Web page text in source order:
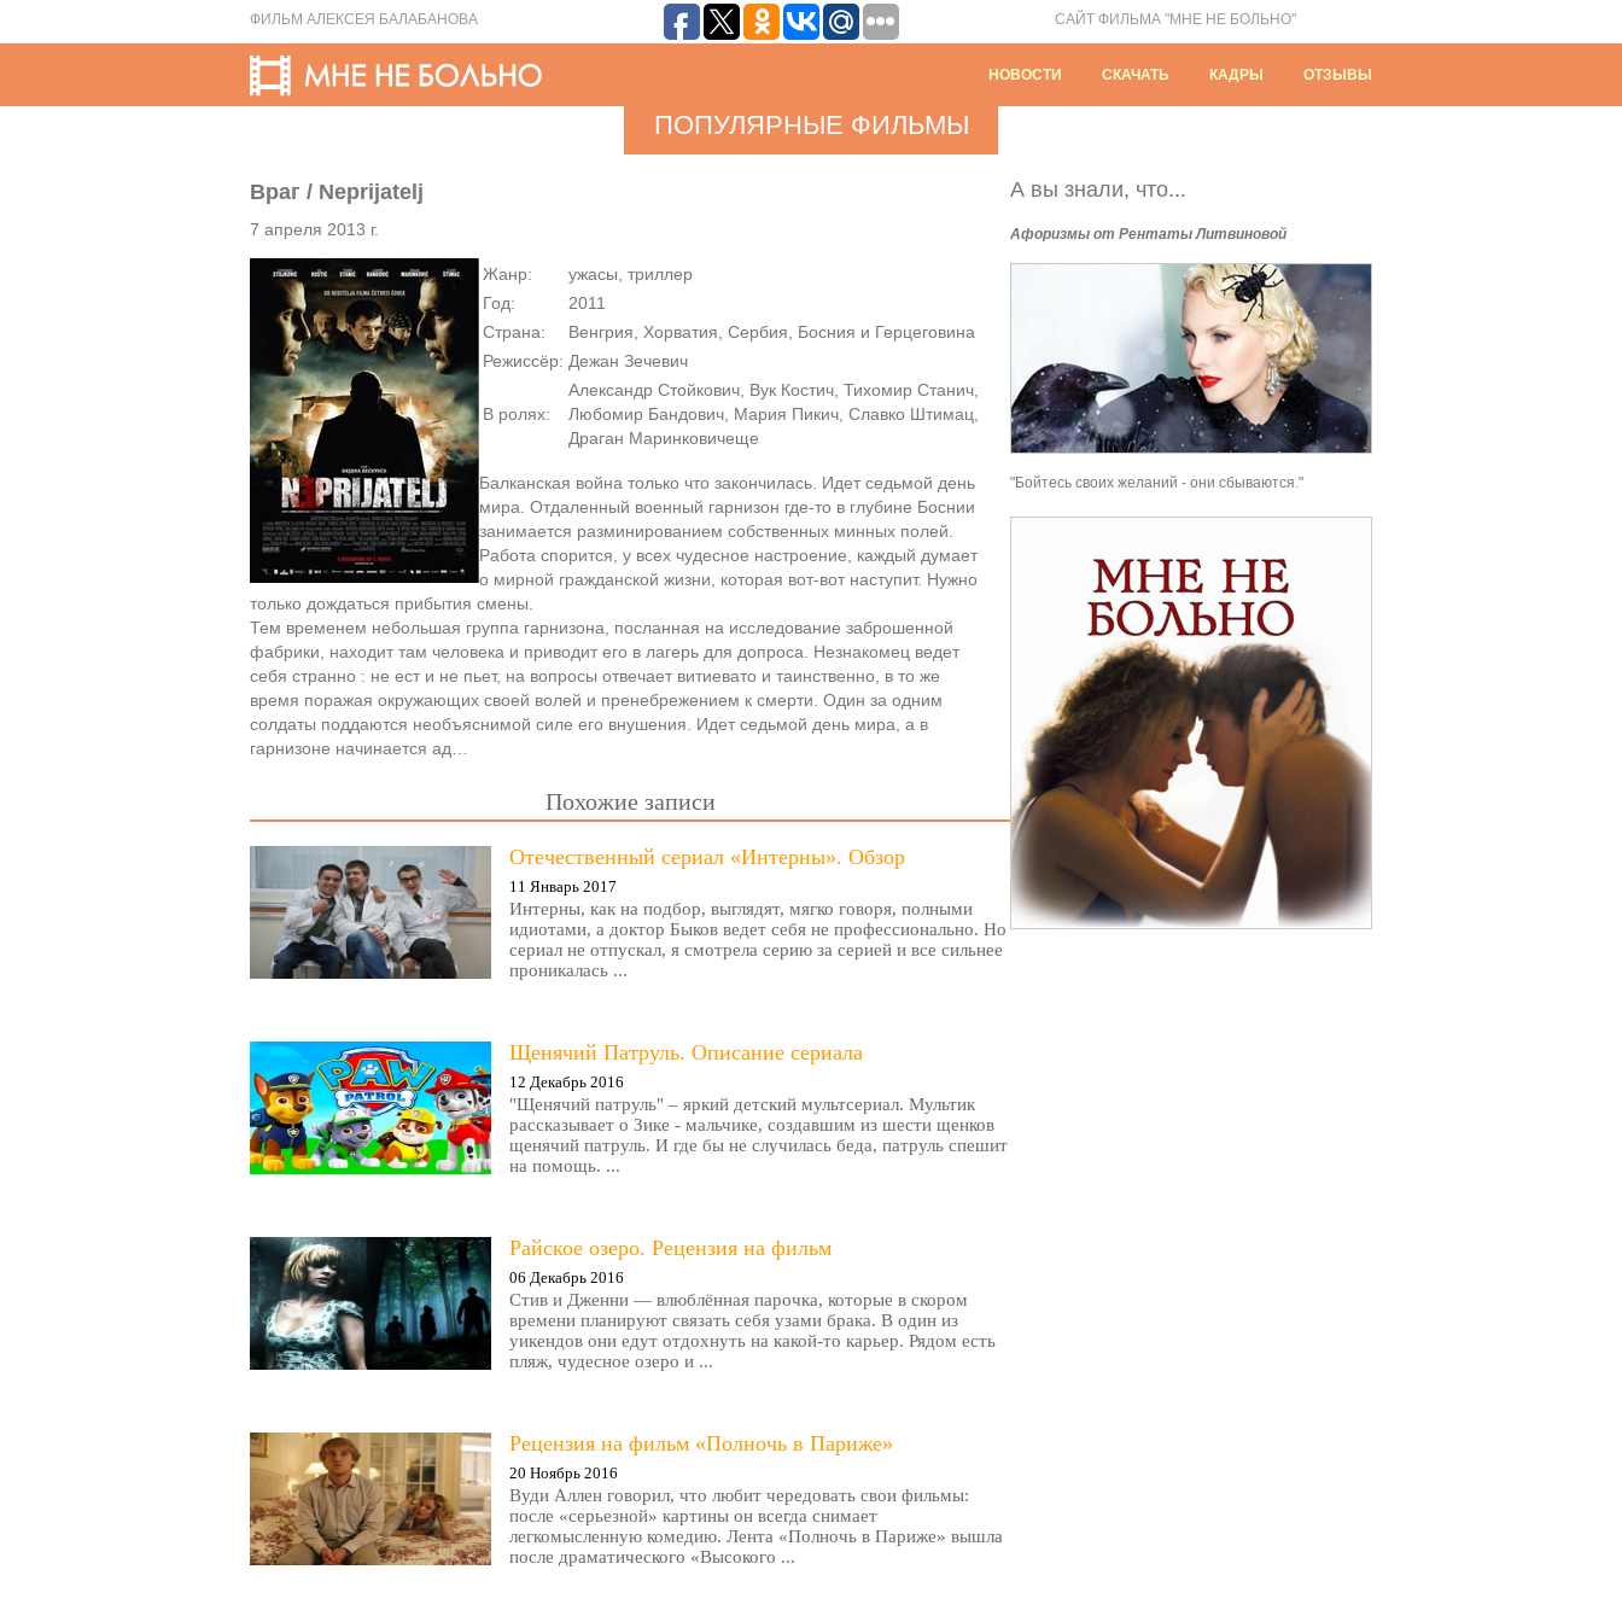
ФИЛЬМ АЛЕКСЕЯ БАЛАБАНОВА САЙТ ФИЛЬМА "МНЕ НЕ БОЛЬНО"
НОВОСТИ СКАЧАТЬ КАДРЫ ОТЗЫВЫ
ПОПУЛЯРНЫЕ ФИЛЬМЫ
Враг / Neprijatelj
7 апреля 2013 г.
Жанр:
ужасы, триллер
Год:
2011
Страна:
Венгрия, Хорватия, Сербия, Босния и Герцеговина
Режиссёр: Дежaн Зечевич
В ролях:
Александр Стойкович, Вук Костич, Тихомир Станич,
Любомир Бандович, Мария Пикич, Славко Штимац,
Драган Маринковичеще
Балканская война только что закончилась. Идет седьмой день
мира. Отдаленный военный гарнизон где-то в глубине Боснии
занимается разминированием собственных минных полей.
Работа спорится, у всех чудесное настроение, каждый думает
о мирной гражданской жизни, которая вот-вот наступит. Нужно
только дождаться прибытия смены.
Тем временем небольшая группа гарнизона, посланная на исследование заброшенной
фабрики, находит там человека и приводит его в лагерь для допроса. Незнакомец ведет
себя странно : не ест и не пьет, на вопросы отвечает витиевато и таинственно, в то же
время поражая окружающих своей волей и пренебрежением к смерти. Один за одним
солдаты поддаются необъяснимой силе его внушения. Идет седьмой день мира, а в
гарнизоне начинается ад…
Похожие записи
Отечественный сериал «Интерны». Обзор
11 Январь 2017
Интерны, как на подбор, выглядят, мягко говоря, полными
идиотами, а доктор Быков ведет себя не профессионально. Но
сериал не отпускал, я смотрела серию за серией и все сильнее
проникалась ...
Щенячий Патруль. Описание сериала
12 Декабрь 2016
"Щенячий патруль" – яркий детский мультсериал. Мультик
рассказывает о Зике - мальчике, создавшим из шести щенков
щенячий патруль. И где бы не случилась беда, патруль спешит
на помощь. ...
Райское озеро. Рецензия на фильм
06 Декабрь 2016
Стив и Дженни — влюблённая парочка, которые в скором
времени планируют связать себя узами брака. В один из
уикендов они едут отдохнуть на какой-то карьер. Рядом есть
пляж, чудесное озеро и ...
Рецензия на фильм «Полночь в Париже»
20 Ноябрь 2016
Вуди Аллен говорил, что любит чередовать свои фильмы:
после «серьезной» картины он всегда снимает
легкомысленную комедию. Лента «Полночь в Париже» вышла
после драматического «Высокого ...
А вы знали, что...
Афоризмы от Рентаты Литвиновой
"Бойтесь своих желаний - они сбываются."